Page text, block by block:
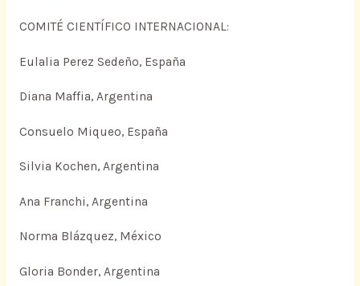
COMITÉ CIENTÍFICO INTERNACIONAL:
Eulalia Perez Sedeño, España
Diana Maffia, Argentina
Consuelo Miqueo, España
Silvia Kochen, Argentina
Ana Franchi, Argentina
Norma Blázquez, México
Gloria Bonder, Argentina